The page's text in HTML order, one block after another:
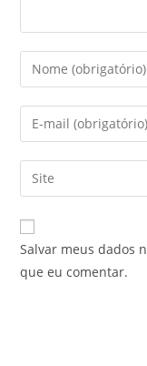
Digite
seu
nome
ou
de
usuário
para
comentar
Digite
seu
endereço
de
mail
para
comentar
Digite
o
URL
do
site
Salvar meus dados
que eu comentar.